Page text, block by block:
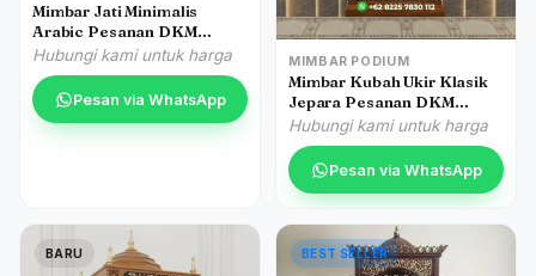
Mimbar Jati Minimalis
Arabic Pesanan DKM
Masjid Agung Banyumas
Hubungi kami untuk harga
Pesan via WhatsApp
MIMBAR PODIUM
Mimbar Kubah Ukir Klasik
Jepara Pesanan DKM
Masjid Agung Lamongan
Hubungi kami untuk harga
Pesan via WhatsApp
BARU BEST SELLER